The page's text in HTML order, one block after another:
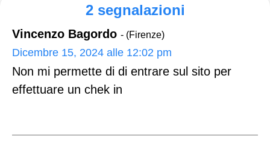
2 segnalazioni
Vincenzo Bagordo - (Firenze)
Dicembre 15, 2024 alle 12:02 pm
Non mi permette di di entrare sul sito per
effettuare un chek in